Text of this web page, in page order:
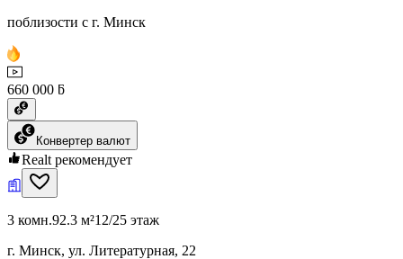
поблизости с г. Минск
660 000 ƃ
Конвертер валют
Realt рекомендует
3 комн.92.3 м²12/25 этаж
г. Минск, ул. Литературная, 22